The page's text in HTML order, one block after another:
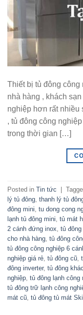
Thiết bị tủ đông
nhà hàng , khách
nghiệp hơn rất nhiều
, tủ đông công
trong thời gian […]
Posted in Tin tức |
lý tủ đông thanh lý tủ
đông mini tu dong cong
lạnh tủ đông mini tủ mát
2 cánh đứng inox tủ
cho nhà hàng tủ đông
tủ đông công nghiệp 6
nghiệp giá rẻ tủ đông cũ
đông inverter, tủ đông
nghiệp tủ đông lạnh công
tủ đông trữ lạnh công
mát cũ tủ đông tủ mát